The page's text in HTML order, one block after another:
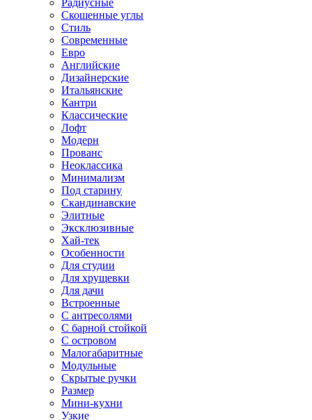
Радиусные
Скошенные углы
Стиль
Современные
Евро
Английские
Дизайнерские
Итальянские
Кантри
Классические
Лофт
Модерн
Прованс
Неоклассика
Минимализм
Под старину
Скандинавские
Элитные
Эксклюзивные
Хай-тек
Особенности
Для студии
Для хрущевки
Для дачи
Встроенные
С антресолями
С барной стойкой
С островом
Малогабаритные
Модульные
Скрытые ручки
Размер
Мини-кухни
Узкие